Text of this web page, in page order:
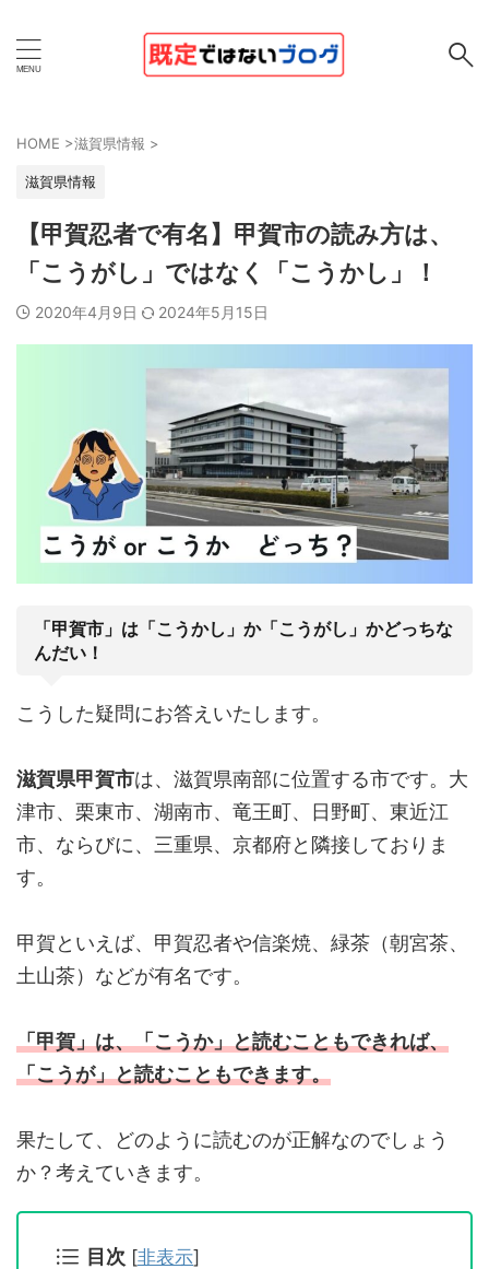
HOME >滋賀県情報 >
滋賀県情報
【甲賀忍者で有名】甲賀市の読み方は、
「こうがし」ではなく「こうかし」！
2020年4月9日 2024年5月15日
「甲賀市」は「こうかし」か「こうがし」かどっちな
んだい！
こうした疑問にお答えいたします。
滋賀県甲賀市は、滋賀県南部に位置する市です。大
津市、栗東市、湖南市、竜王町、日野町、東近江
市、ならびに、三重県、京都府と隣接しておりま
す。
甲賀といえば、甲賀忍者や信楽焼、緑茶（朝宮茶、
土山茶）などが有名です。
「甲賀」は、「こうか」と読むこともできれば、
「こうが」と読むこともできます。
果たして、どのように読むのが正解なのでしょう
か？考えていきます。
目次 [非表示]